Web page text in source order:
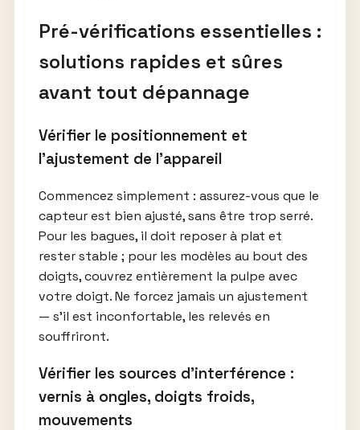
Pré-vérifications essentielles :
solutions rapides et sûres
avant tout dépannage
Vérifier le positionnement et
l’ajustement de l’appareil
Commencez simplement : assurez-vous que le
capteur est bien ajusté, sans être trop serré.
Pour les bagues, il doit reposer à plat et
rester stable ; pour les modèles au bout des
doigts, couvrez entièrement la pulpe avec
votre doigt. Ne forcez jamais un ajustement
— s’il est inconfortable, les relevés en
souffriront.
Vérifier les sources d’interférence :
vernis à ongles, doigts froids,
mouvements